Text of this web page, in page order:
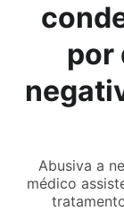
por
Abusiva a
médico